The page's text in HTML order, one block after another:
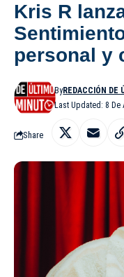
Kris R
personal y
Last Updated: 8 De
ByREDACCIÓN DE
Share